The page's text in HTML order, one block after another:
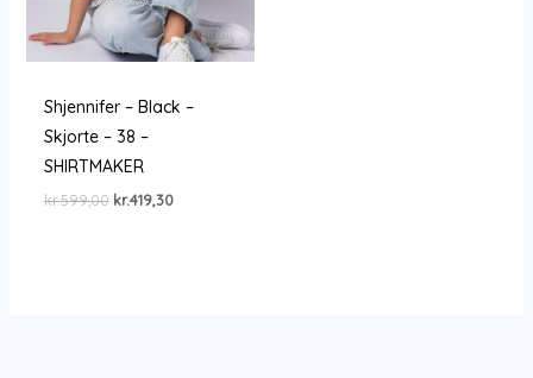
Shjennifer – Black –
Skjorte – 38 –
SHIRTMAKER
kr.599,00 Den
kr.419,30Den